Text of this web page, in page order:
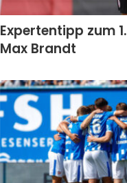
Expertentipp zum
Max Brandt